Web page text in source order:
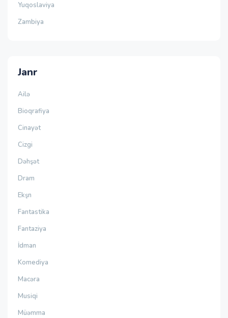
Yuqoslaviya
Zambiya
Janr
Ailə
Bioqrafiya
Cinayət
Cizgi
Dəhşət
Dram
Ekşn
Fantastika
Fantaziya
İdman
Komediya
Macəra
Musiqi
Müəmma